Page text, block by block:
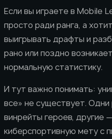
Если вы играете в Mobile
просто ради ранга, а
выигрывать драфты и
рано или поздно
нормальную статистику.
И тут важно понимать:
все» не существует.
винрейты героев, другие
киберспортивную мету с